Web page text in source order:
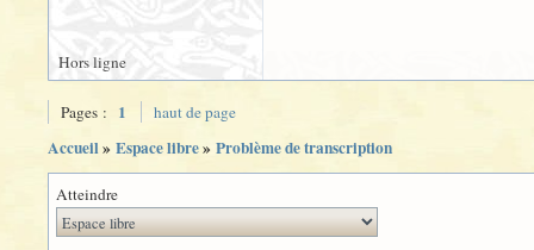
Hors ligne
Pages : 1 haut de page
Accueil» Espace libre» Problème de transcription
Atteindre